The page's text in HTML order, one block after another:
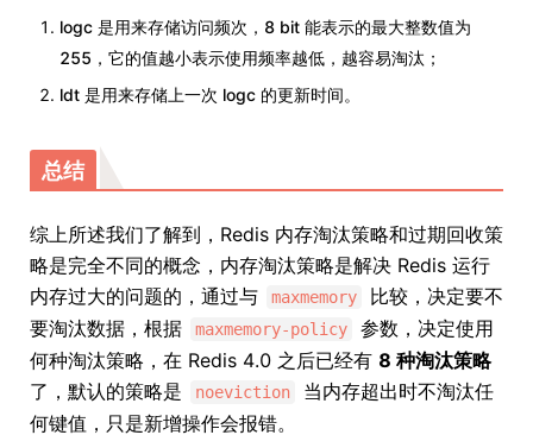
logc 是用来存储访问频次，8 bit 能表示的最大整数值为
255，它的值越小表示使用频率越低，越容易淘汰；
ldt 是用来存储上一次 logc 的更新时间。
总结
综上所述我们了解到，Redis 内存淘汰策略和过期回收策
略是完全不同的概念，内存淘汰策略是解决 Redis 运行
内存过大的问题的，通过与
maxmemory
比较，决定要不
要淘汰数据，根据
maxmemory-policy
参数，决定使用
何种淘汰策略，在 Redis 4.0 之后已经有 8 种淘汰策略
了，默认的策略是
noeviction
当内存超出时不淘汰任
何键值，只是新增操作会报错。